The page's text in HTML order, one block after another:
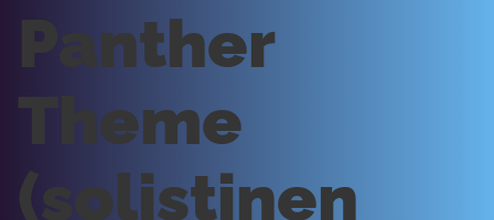
Panther
Theme
(solistinen